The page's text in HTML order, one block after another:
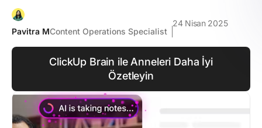
Pavitra MContent Operations Specialist
24 Nisan 2025
ClickUp Brain ile Anneleri Daha İyi
Özetleyin